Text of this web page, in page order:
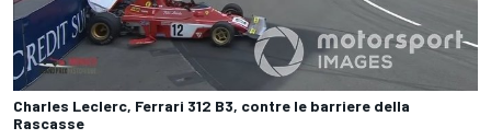
Charles Leclerc, Ferrari 312 B3, contre le barriere della
Rascasse